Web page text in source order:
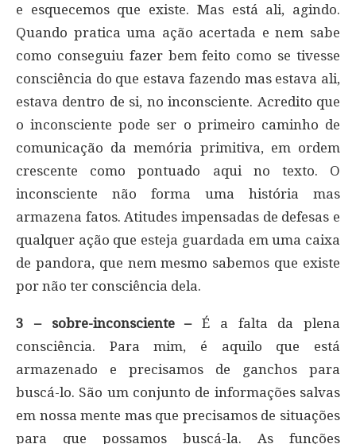
e esquecemos que existe. Mas está ali, agindo.
Quando pratica uma ação acertada e nem sabe
como conseguiu fazer bem feito como se tivesse
consciência do que estava fazendo mas estava ali,
estava dentro de si, no inconsciente. Acredito que
o inconsciente pode ser o primeiro caminho de
comunicação da memória primitiva, em ordem
crescente como pontuado aqui no texto. O
inconsciente não forma uma história mas
armazena fatos. Atitudes impensadas de defesas e
qualquer ação que esteja guardada em uma caixa
de pandora, que nem mesmo sabemos que existe
por não ter consciência dela.
3 – sobre-inconsciente –É a falta da plena
consciência. Para mim, é aquilo que está
armazenado e precisamos de ganchos para
buscá-lo. São um conjunto de informações salvas
em nossa mente mas que precisamos de situações
para que possamos buscá-la. As funções